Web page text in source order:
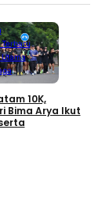
10K,
Bima Arya Ikut